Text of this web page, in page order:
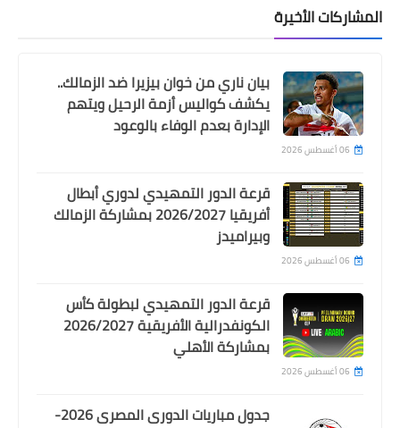
Egypt
اهداف مباراة الاهلى و سيراميكا فى
Egypt
انسحاب لاعبى سيراميكا من مباراة
المشاركات الأخيرة
بيان ناري من خوان بيزيرا ضد الزمالك..
يكشف كواليس أزمة الرحيل ويتهم
الإدارة بعدم الوفاء بالوعود
06 أغسطس 2026
قرعة الدور التمهيدي لدوري أبطال
أفريقيا 2026/2027 بمشاركة الزمالك
وبيراميدز
06 أغسطس 2026
قرعة الدور التمهيدي لبطولة كأس
الكونفدرالية الأفريقية 2026/2027
بمشاركة الأهلي
06 أغسطس 2026
جدول مباريات الدورى المصرى 2026-